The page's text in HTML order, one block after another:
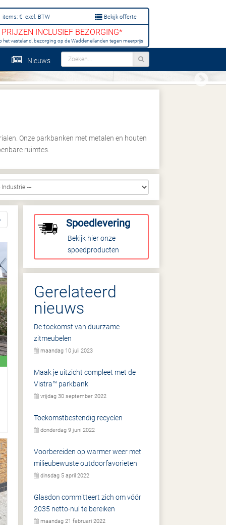
items: € excl. BTW Bekijk offerte
PRIJZEN INCLUSIEF BEZORGING*
het vasteland, bezorging op de Waddeneilanden tegen meerprijs
Nieuws
Next
Onze parkbanken met metalen en houten
ruimtes.
Spoedlevering
Bekijk hier onze
spoedproducten
Gerelateerd
nieuws
De toekomst van duurzame
zitmeubelen
maandag 10 juli 2023
Maak je uitzicht compleet met de
Vistra™ parkbank
vrijdag 30 september 2022
Toekomstbestendig recyclen
donderdag 9 juni 2022
Voorbereiden op warmer weer met
milieubewuste outdoorfavorieten
dinsdag 5 april 2022
Glasdon committeert zich om vóór
2035 netto-nul te bereiken
maandag 21 februari 2022